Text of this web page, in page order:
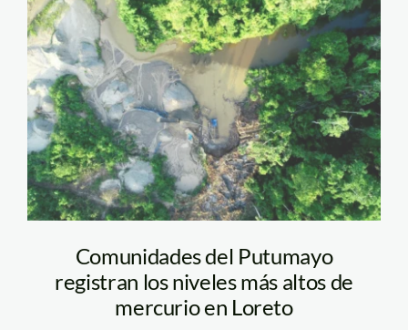
mineria-en-el-
putumayo-cincia
Comunidades del Putumayo
registran los niveles más altos de
mercurio en Loreto